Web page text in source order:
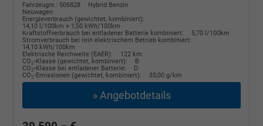
Fahrzeugnr.: 506828
Hybrid Benzin
Neuwagen
Energieverbrauch (gewichtet, kombiniert):
14,10 l/100km + 1,50 kWh/100km
Kraftstoffverbrauch bei entladener Batterie kombiniert:
5,70 l/100km
Stromverbrauch bei rein elektrischem Betrieb kombiniert:
14,10 kWh/100km
Elektrische Reichweite (EAER):
122 km
CO2-Klasse (gewichtet, kombiniert):
B
CO2-Klasse bei entladener Batterie:
D
CO2-Emissionen (gewichtet, kombiniert): 35,00 g/km
» Angebotdetails